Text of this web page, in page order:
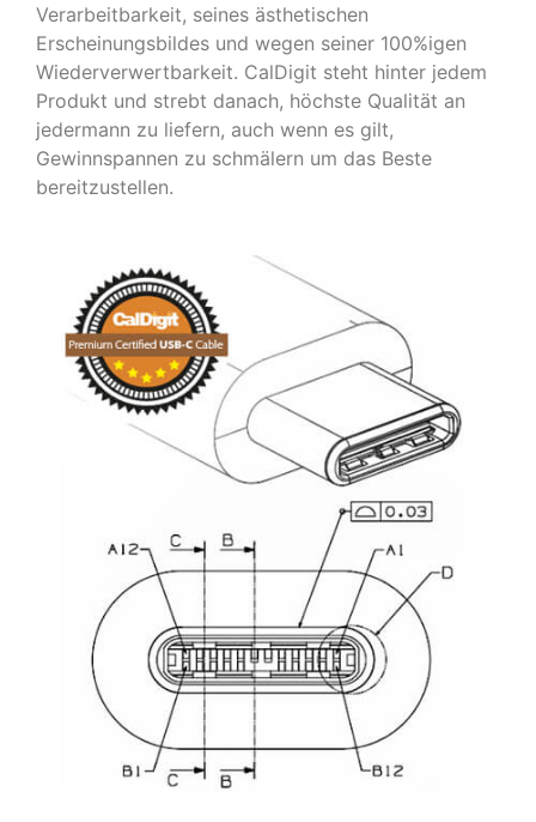
Verarbeitbarkeit, seines ästhetischen
Erscheinungsbildes und wegen seiner 100%igen
Wiederverwertbarkeit. CalDigit steht hinter jedem
Produkt und strebt danach, höchste Qualität an
jedermann zu liefern, auch wenn es gilt,
Gewinnspannen zu schmälern um das Beste
bereitzustellen.